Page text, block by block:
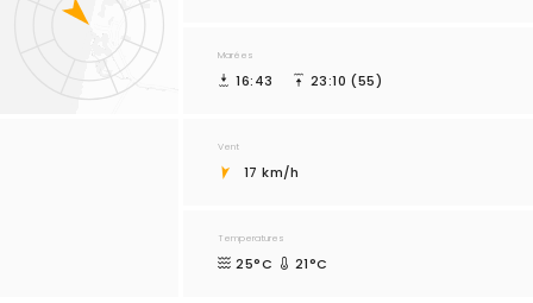
Vent
17 km/h
Marées
16:43 23:10 (55)
Temperatures
25°C 21°C